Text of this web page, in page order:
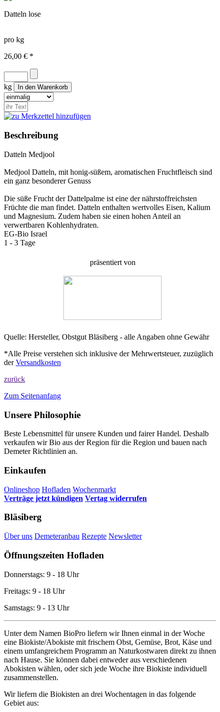
Datteln lose
pro kg
26,00 € *
kg
Beschreibung
Datteln Medjool
Medjool Datteln, mit honig-süßem, aromatischen Fruchtfleisch sind
ein ganz besonderer Genuss
Die süße Frucht der Dattelpalme ist eine der nährstoffreichsten
Früchte die man findet. Datteln enthalten wertvolles Eisen, Kalium
und Magnesium. Zudem haben sie einen hohen Anteil an
verwertbaren Kohlenhydraten.
EG-Bio Israel
1 - 3 Tage
präsentiert von
Quelle: Hersteller, Obstgut Bläsiberg - alle Angaben ohne Gewähr
*Alle Preise verstehen sich inklusive der Mehrwertsteuer, zuzüglich
derVersandkosten
zurück
Zum Seitenanfang
Unsere Philosophie
Beste Lebensmittel für unsere Kunden und fairer Handel. Deshalb
verkaufen wir Bio aus der Region für die Region und bauen nach
Demeter Richtlinien an.
Einkaufen
Onlineshop Hofladen Wochenmarkt
Verträge jetzt kündigen Vertag widerrufen
Bläsiberg
Über uns Demeteranbau Rezepte Newsletter
Öffnungszeiten Hofladen
Donnerstags: 9 - 18 Uhr
Freitags: 9 - 18 Uhr
Samstags: 9 - 13 Uhr
Unter dem Namen BioPro liefern wir Ihnen einmal in der Woche
eine Biokiste/Abokiste mit frischem Obst, Gemüse, Brot, Käse und
einem umfangreichem Programm an Naturkostwaren direkt zu ihnen
nach Hause. Sie können dabei entweder aus verschiedenen
Abokisten wählen, oder sich jede Woche ihre Biokiste individuell
zusammenstellen.
Wir liefern die Biokisten an drei Wochentagen in das folgende
Gebiet aus: